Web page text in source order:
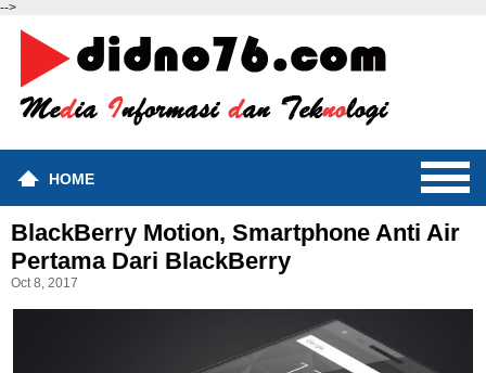
-->
HOME
BlackBerry Motion, Smartphone Anti Air
Pertama Dari BlackBerry
Oct 8, 2017